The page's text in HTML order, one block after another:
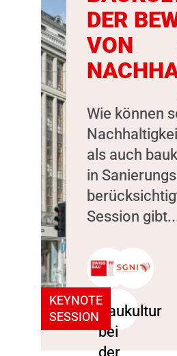
KEYNOTE
SESSION
DER
VON
Wie können
als auch
in
Session